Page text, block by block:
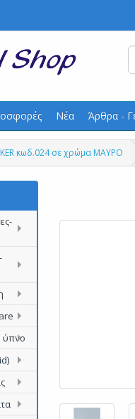
Νέα Άρθρα -
κωδ.024 σε χρώμα ΜΑΥΡΟ
ύπνο